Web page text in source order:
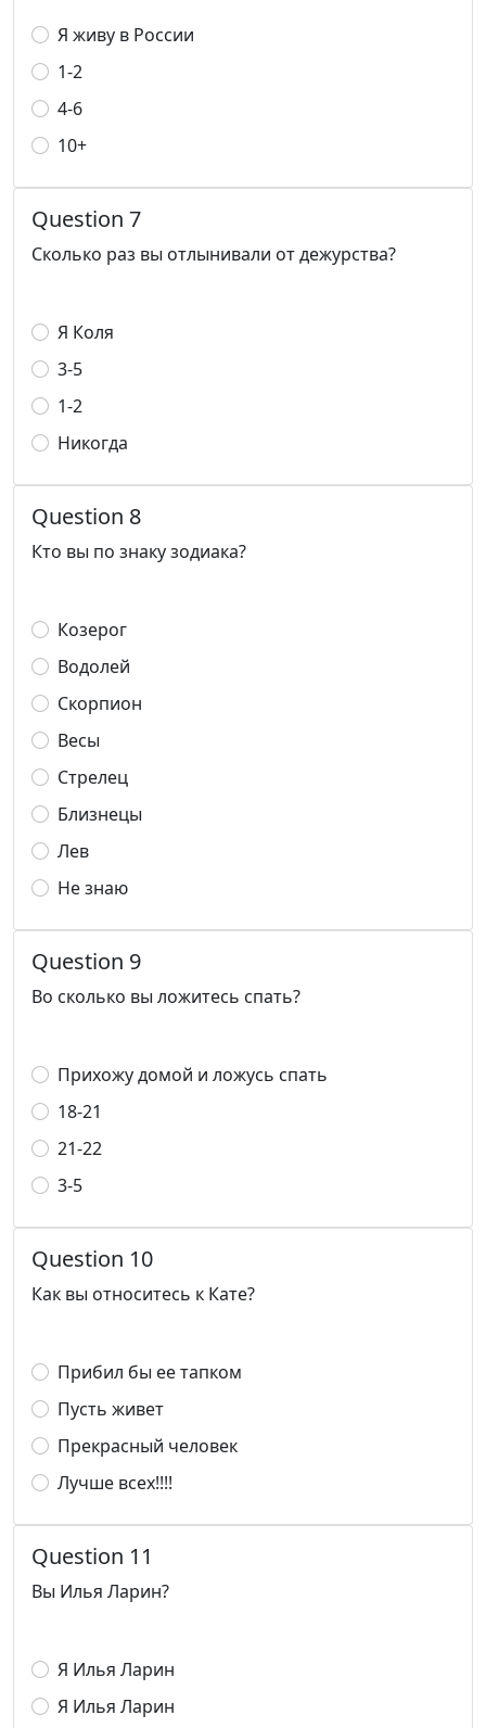
Я живу в России
1-2
4-6
10+
Question 7
Сколько раз вы отлынивали от дежурства?
Я Коля
3-5
1-2
Никогда
Question 8
Кто вы по знаку зодиака?
Козерог
Водолей
Скорпион
Весы
Стрелец
Близнецы
Лев
Не знаю
Question 9
Во сколько вы ложитесь спать?
Прихожу домой и ложусь спать
18-21
21-22
3-5
Question 10
Как вы относитесь к Кате?
Прибил бы ее тапком
Пусть живет
Прекрасный человек
Лучше всех!!!!
Question 11
Вы Илья Ларин?
Я Илья Ларин
Я Илья Ларин